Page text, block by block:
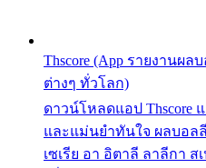
Thscore (App รายงานผ
ต่างๆ ทั่วโลก)
ดาวน์โหลดแอป Thscore
และแม่นยำทันใจ ผลบอล
เซเรีย อา อิตาลี ลาลีกา ส